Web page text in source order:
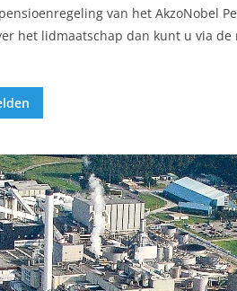
van het AkzoNobel
het lidmaatschap dan kunt u via de